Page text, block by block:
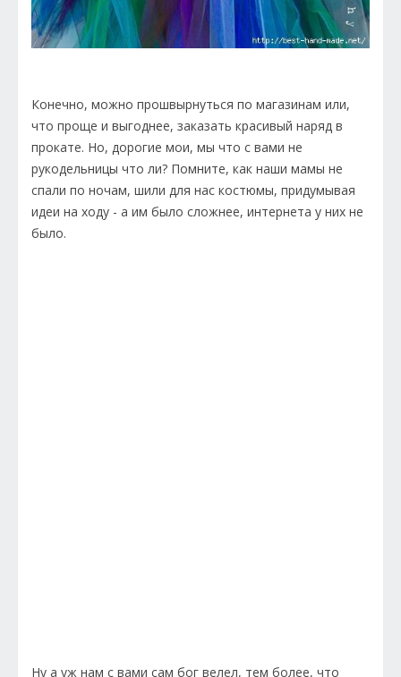
Конечно, можно прошвырнуться по магазинам или,
что проще и выгоднее, заказать красивый наряд в
прокате. Но, дорогие мои, мы что с вами не
рукодельницы что ли? Помните, как наши мамы не
спали по ночам, шили для нас костюмы, придумывая
идеи на ходу - а им было сложнее, интернета у них не
было.
Ну а уж нам с вами сам бог велел, тем более, что